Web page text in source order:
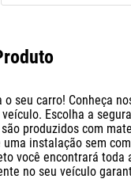
seu carro! Conheça
Escolha a
são produzidos com
uma instalação sem
você encontrará
no seu veículo